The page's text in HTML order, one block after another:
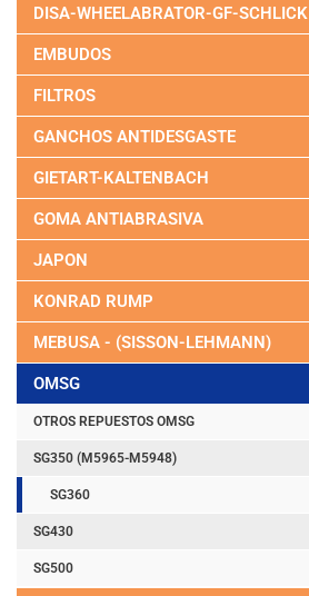
DISA-WHEELABRATOR-GF-SCHLICK
EMBUDOS
FILTROS
GANCHOS ANTIDESGASTE
GIETART-KALTENBACH
GOMA ANTIABRASIVA
JAPON
KONRAD RUMP
MEBUSA - (SISSON-LEHMANN)
OMSG
OTROS REPUESTOS OMSG
SG350 (M5965-M5948)
SG360
SG430
SG500